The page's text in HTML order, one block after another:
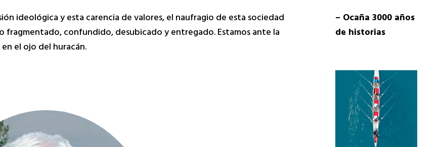
ideológica y esta carencia de valores, el naufragio de esta sociedad
fragmentado, confundido, desubicado y entregado. Estamos ante la
el ojo del huracán.
– Ocaña 3000 años
de historias